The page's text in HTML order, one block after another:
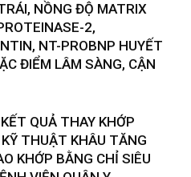
NỒNG ĐỘ MATRIX
2,
NT-PROBNP HUYẾT
ĐIỂM LÂM SÀNG, CẬN
QUẢ THAY KHỚP
THUẬT KHÂU TĂNG
KHỚP BẰNG CHỈ SIÊU